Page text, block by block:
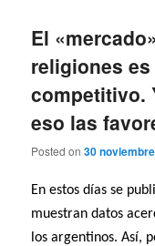
El
religiones
competitivo.
eso las
Posted on30
En estos días se
muestran datos
los argentinos. Así,